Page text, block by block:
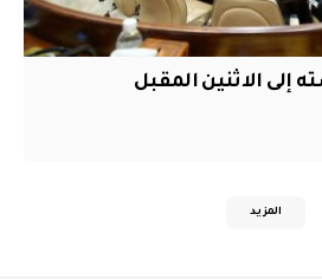
إلى الاثنين المقبل
المزيد